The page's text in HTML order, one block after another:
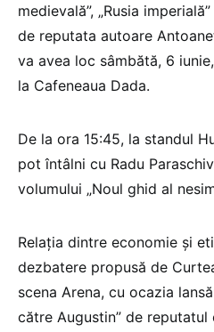
medievală”, „Rusia
de reputata autoare
va avea loc sâmbătă, 6
la Cafeneaua Dada.
De la ora 15:45, la standul
pot întâlni cu Radu
volumului „Noul ghid al
Relația dintre economie și
dezbatere propusă de
scena Arena, cu ocazia
către Augustin” de reputatul